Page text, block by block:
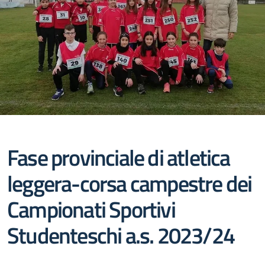
Fase provinciale di atletica
leggera-corsa campestre dei
Campionati Sportivi
Studenteschi a.s. 2023/24